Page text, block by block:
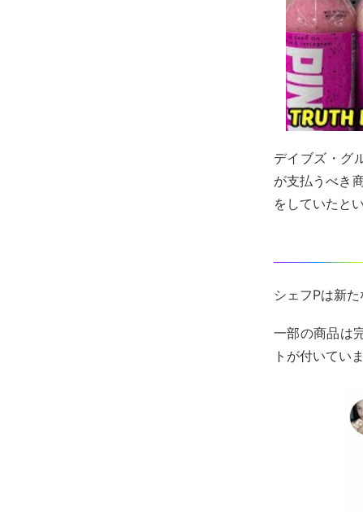
デイブズ・グ
が支払うべき
をしていたと
シェフPは新
一部の商品は
トが付いていま